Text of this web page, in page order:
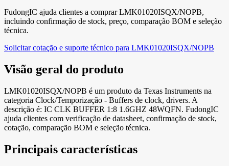
FudongIC ajuda clientes a comprar LMK01020ISQX/NOPB,
incluindo confirmação de stock, preço, comparação BOM e seleção
técnica.
Solicitar cotação e suporte técnico para LMK01020ISQX/NOPB
Visão geral do produto
LMK01020ISQX/NOPB é um produto da Texas Instruments na
categoria Clock/Temporização - Buffers de clock, drivers. A
descrição é: IC CLK BUFFER 1:8 1.6GHZ 48WQFN. FudongIC
ajuda clientes com verificação de datasheet, confirmação de stock,
cotação, comparação BOM e seleção técnica.
Principais características